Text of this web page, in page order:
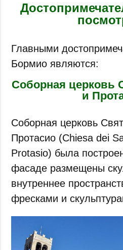
Главными
Бормио являются:
Соборная церковь
и
Соборная церковь
Протасио (Chiesa dei
Protasio) была
фасаде размещены
внутреннее
фресками и